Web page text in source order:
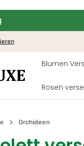
Blumen
Rosen
Orchideen